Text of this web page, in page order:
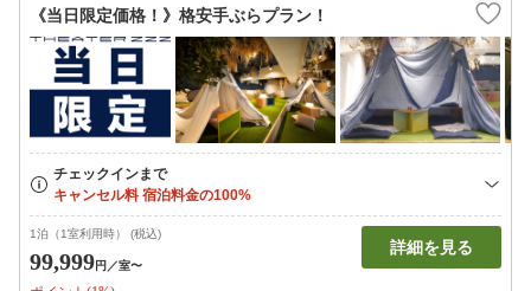
《当日限定価格！》格安手ぶらプラン！
1泊（1室利用時） (税込)
99,999円 ／室〜
詳細を見る